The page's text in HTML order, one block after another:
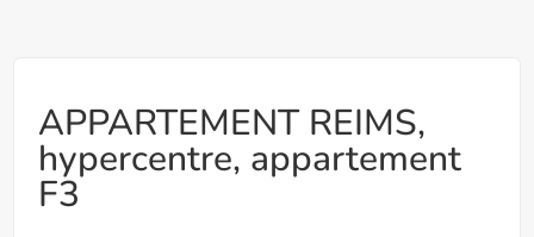
APPARTEMENT REIMS,
hypercentre, appartement
F3